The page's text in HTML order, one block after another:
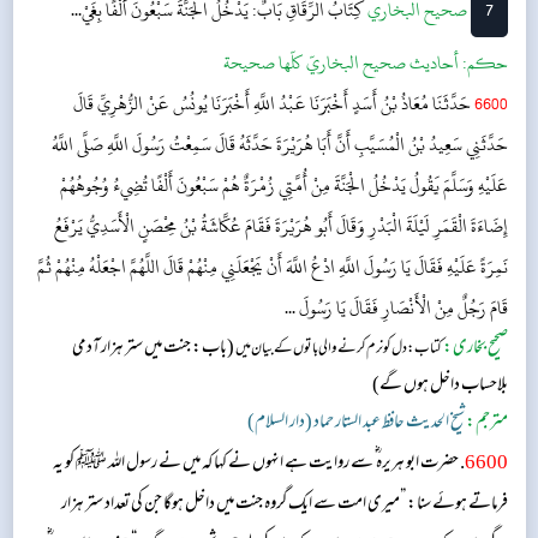
7 ‌‌صحيح البخاريكِتَابُ الرِّقَاقِبَابٌ: يَدْخُلُ الجَنَّةَ سَبْعُونَ أَلْفًا بِغَيْ...
حکم:أحاديث صحيح البخاريّ كلّها صحيحة
6600حَدَّثَنَا مُعَاذُ بْنُ أَسَدٍ أَخْبَرَنَا عَبْدُ اللَّهِ أَخْبَرَنَا يُونُسُ عَنْ الزُّهْرِيِّ قَالَ
حَدَّثَنِي سَعِيدُ بْنُ الْمُسَيَّبِ أَنَّ أَبَا هُرَيْرَةَ حَدَّثَهُ قَالَ سَمِعْتُ رَسُولَ اللَّهِ صَلَّى اللَّهُ
عَلَيْهِ وَسَلَّمَ يَقُولُ يَدْخُلُ الْجَنَّةَ مِنْ أُمَّتِي زُمْرَةٌ هُمْ سَبْعُونَ أَلْفًا تُضِيءُ وُجُوهُهُمْ
إِضَاءَةَ الْقَمَرِ لَيْلَةَ الْبَدْرِ وَقَالَ أَبُو هُرَيْرَةَ فَقَامَ عُكَّاشَةُ بْنُ مِحْصَنٍ الْأَسَدِيُّ يَرْفَعُ
نَمِرَةً عَلَيْهِ فَقَالَ يَا رَسُولَ اللَّهِ ادْعُ اللَّهَ أَنْ يَجْعَلَنِي مِنْهُمْ قَالَ اللَّهُمَّ اجْعَلْهُ مِنْهُمْ ثُمَّ
قَامَ رَجُلٌ مِنْ الْأَنْصَارِ فَقَالَ يَا رَسُولَ ...
صحیح بخاری:کتاب: دل کو نرم کرنے والی باتوں کے بیان میں(باب: جنت میں ستر ہزار آدمی
بلاحساب داخل ہوں گے)
مترجم:شیخ الحدیث حافظ عبد الستار حماد (دار السلام)
6600. حضرت ابو ہریرہ ؓ سے روایت ہے انہوں نے کہا کہ میں نے رسول اللہ ﷺ کو یہ
فرماتے ہوئے سنا: ”میری امت سے ایک گروہ جنت میں داخل ہوگا جن کی تعداد ستر ہزار